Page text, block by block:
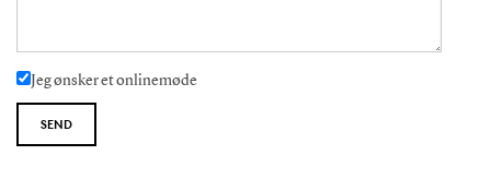
Jeg ønsker et onlinemøde